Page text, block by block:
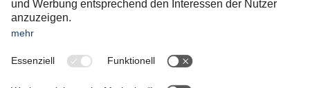
Sweden
Switzerland
OCEANIA